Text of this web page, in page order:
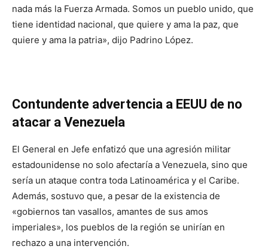
nada más la Fuerza Armada. Somos un pueblo unido, que
tiene identidad nacional, que quiere y ama la paz, que
quiere y ama la patria», dijo Padrino López.
Contundente advertencia a EEUU de no
atacar a Venezuela
El General en Jefe enfatizó que una agresión militar
estadounidense no solo afectaría a Venezuela, sino que
sería un ataque contra toda Latinoamérica y el Caribe.
Además, sostuvo que, a pesar de la existencia de
«gobiernos tan vasallos, amantes de sus amos
imperiales», los pueblos de la región se unirían en
rechazo a una intervención.